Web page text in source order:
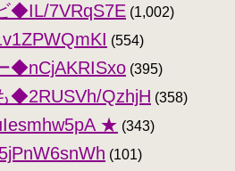
◆IL/7VRqS7E (1,002)
(554)
◆nCjAKRISxo (395)
◆2RUSVh/QzhjH (358)
★ (343)
(101)